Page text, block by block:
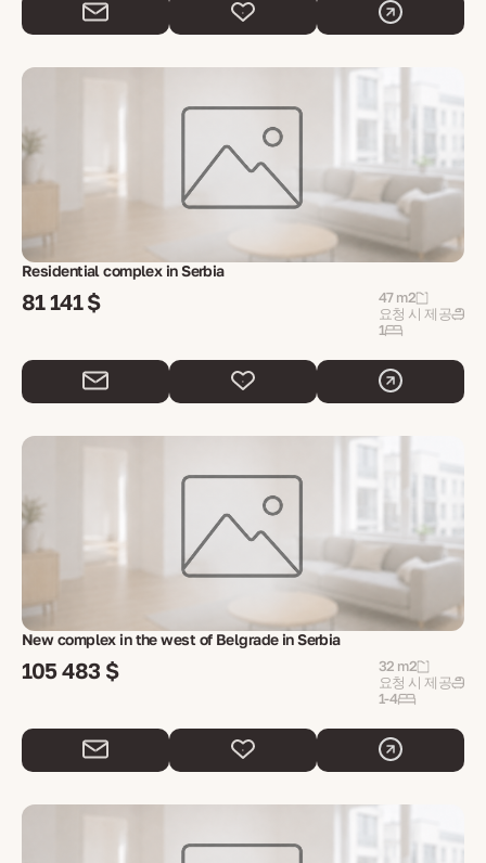
Residential complex in Serbia
81 141 $
47 m2
요청 시 제공
1
New complex in the west of Belgrade in Serbia
105 483 $
32 m2
요청 시 제공
1-4